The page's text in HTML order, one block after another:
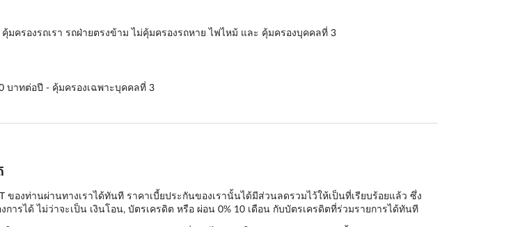
ครองรถเรา รถฝ่ายตรงข้าม ไม่คุ้มครองรถหาย ไฟไหม้ และ คุ้มครองบุคคลที่ 3
บาทต่อปี - คุ้มครองเฉพาะบุคคลที่ 3
องท่านผ่านทางเราได้ทันที ราคาเบี้ยประกันของเรานั้นได้มีส่วนลดรวมไว้ให้เป็นที่เรียบร้อยแล้ว ซึ่ง
รได้ ไม่ว่าจะเป็น เงินโอน, บัตรเครดิต หรือ ผ่อน 0% 10 เดือน กับบัตรเครดิตที่ร่วมรายการได้ทันที